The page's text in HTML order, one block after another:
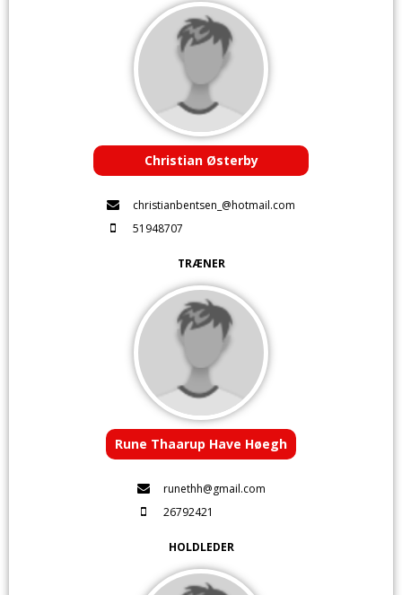
Christian Østerby
christianbentsen_@hotmail.com
51948707
TRÆNER
Rune Thaarup Have Høegh
runethh@gmail.com
26792421
HOLDLEDER